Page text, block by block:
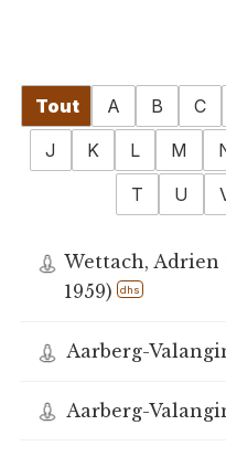
Tout A B C
J
K L M
T
U
Wettach, Adrien
1959)
dhs
Aarberg-
Aarberg-